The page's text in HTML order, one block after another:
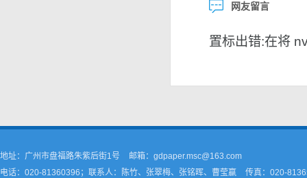
网友留言
置标出错:在将
地址：广州市盘福路朱紫后街1号
邮箱：gdpaper.msc@163.com
电话：020-81360396；联系人：陈竹、张翠梅、张铭晖、曹莹嬴
传真：020-